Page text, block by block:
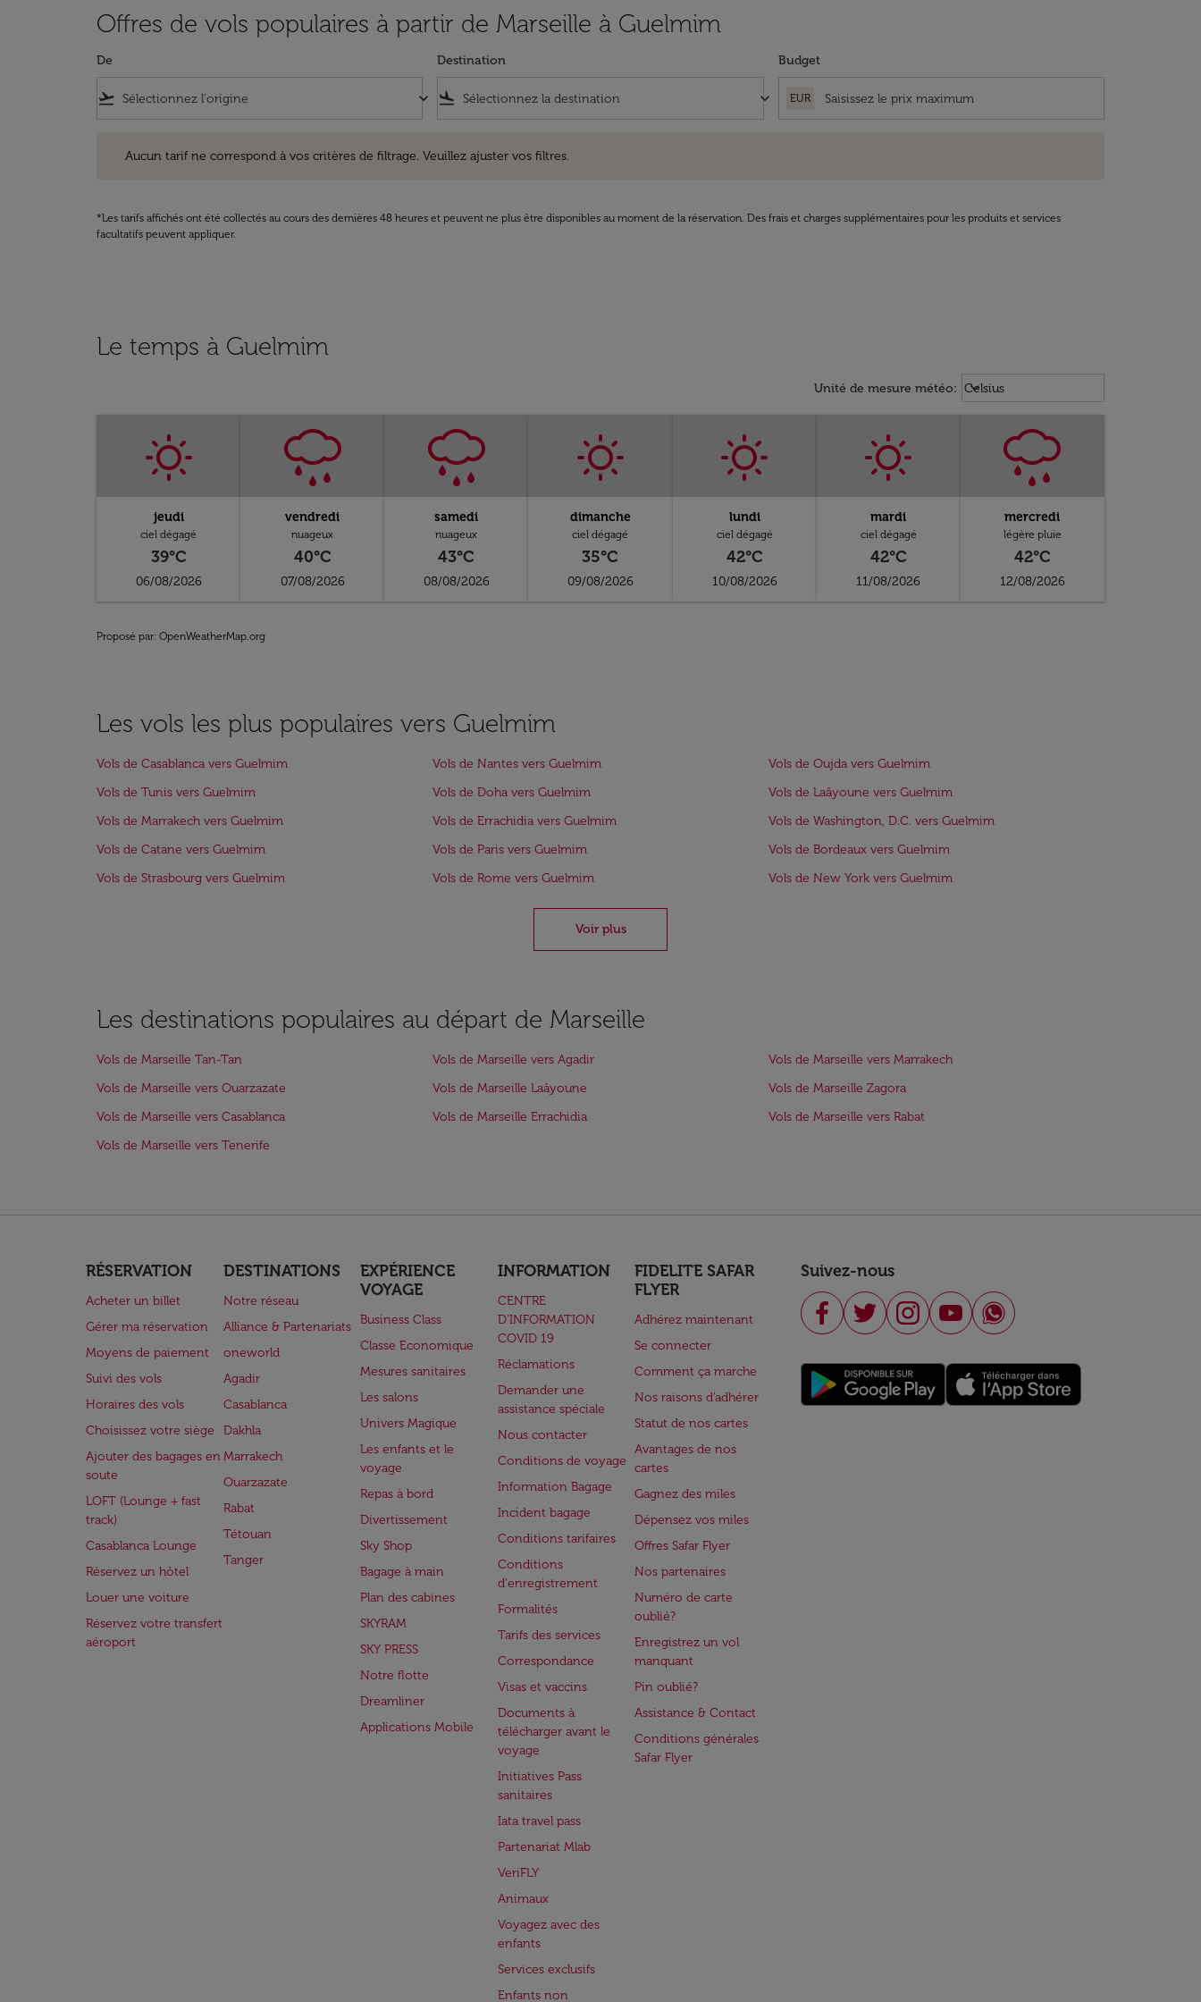
Offres de vols populaires à partir de Marseille à Guelmim
De
flight_takeoff keyboard_arrow_down
Destination
flight_land keyboard_arrow_down
Budget
EUR
Aucun tarif ne correspond à vos critères de filtrage. Veuillez ajuster vos filtres.
*Les tarifs affichés ont été collectés au cours des dernières 48 heures et peuvent ne plus être disponibles au moment de la réservation. Des frais et charges supplémentaires pour les produits et services
facultatifs peuvent appliquer.
Le temps à Guelmim
Unité de mesure météo: Weather unit option Celsius
Celsius
keyboard_arrow_down
jeudi
ciel dégagé
39°C
06/08/2026
vendredi
nuageux
40°C
07/08/2026
samedi
nuageux
43°C
08/08/2026
dimanche
ciel dégagé
35°C
09/08/2026
lundi
ciel dégagé
42°C
10/08/2026
mardi
ciel dégagé
42°C
11/08/2026
mercredi
légère pluie
42°C
12/08/2026
Proposé par: OpenWeatherMap.org
Les vols les plus populaires vers Guelmim
Vols de Casablanca vers Guelmim Vols de Nantes vers Guelmim
Vols de Oujda vers Guelmim
Vols de Tunis vers Guelmim
Vols de Doha vers Guelmim
Vols de Laâyoune vers Guelmim
Vols de Marrakech vers Guelmim
Vols de Errachidia vers Guelmim
Vols de Washington, D.C. vers Guelmim
Vols de Catane vers Guelmim
Vols de Paris vers Guelmim
Vols de Bordeaux vers Guelmim
Vols de Strasbourg vers Guelmim
Vols de Rome vers Guelmim Vols de New York vers Guelmim
Voir plus
Les destinations populaires au départ de Marseille
Vols de Marseille Tan-Tan Vols de Marseille vers Agadir
Vols de Marseille vers Marrakech
Vols de Marseille vers Ouarzazate
Vols de Marseille Laâyoune
Vols de Marseille Zagora
Vols de Marseille vers Casablanca
Vols de Marseille Errachidia
Vols de Marseille vers Rabat
Vols de Marseille vers Tenerife
RÉSERVATION
Acheter un billet
Gérer ma réservation
Moyens de paiement
Suivi des vols
Horaires des vols
Choisissez votre siège
Ajouter des bagages en
soute
LOFT (Lounge + fast
track)
Casablanca Lounge
Réservez un hôtel
Louer une voiture
Réservez votre transfert
aéroport
DESTINATIONS
Notre réseau
Alliance & Partenariats
oneworld
Agadir
Casablanca
Dakhla
Marrakech
Ouarzazate
Rabat
Tétouan
Tanger
EXPÉRIENCE
VOYAGE
Business Class
Classe Economique
Mesures sanitaires
Les salons
Univers Magique
Les enfants et le
voyage
Repas à bord
Divertissement
Sky Shop
Bagage à main
Plan des cabines
SKYRAM
SKY PRESS
Notre flotte
Dreamliner
Applications Mobile
INFORMATION
CENTRE
D’INFORMATION
COVID 19
Réclamations
Demander une
assistance spéciale
Nous contacter
Conditions de voyage
Information Bagage
Incident bagage
Conditions tarifaires
Conditions
d'enregistrement
Formalités
Tarifs des services
Correspondance
Visas et vaccins
Documents à
télécharger avant le
voyage
Initiatives Pass
sanitaires
Iata travel pass
Partenariat Mlab
VeriFLY
Animaux
Voyagez avec des
enfants
Services exclusifs
Enfants non
FIDELITE SAFAR
FLYER
Adhérez maintenant
Se connecter
Comment ça marche
Nos raisons d'adhérer
Statut de nos cartes
Avantages de nos
cartes
Gagnez des miles
Dépensez vos miles
Offres Safar Flyer
Nos partenaires
Numéro de carte
oublié?
Enregistrez un vol
manquant
Pin oublié?
Assistance & Contact
Conditions générales
Safar Flyer
Suivez-nous